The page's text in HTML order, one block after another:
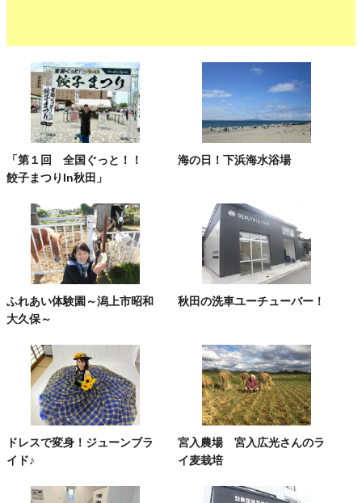
「第１回 全国ぐっと！！
餃子まつりIn秋田」
海の日！下浜海水浴場
ふれあい体験園～潟上市昭和
大久保～
秋田の洗車ユーチューバー！
ドレスで変身！ジューンブラ
イド♪
宮入農場 宮入広光さんのラ
イ麦栽培